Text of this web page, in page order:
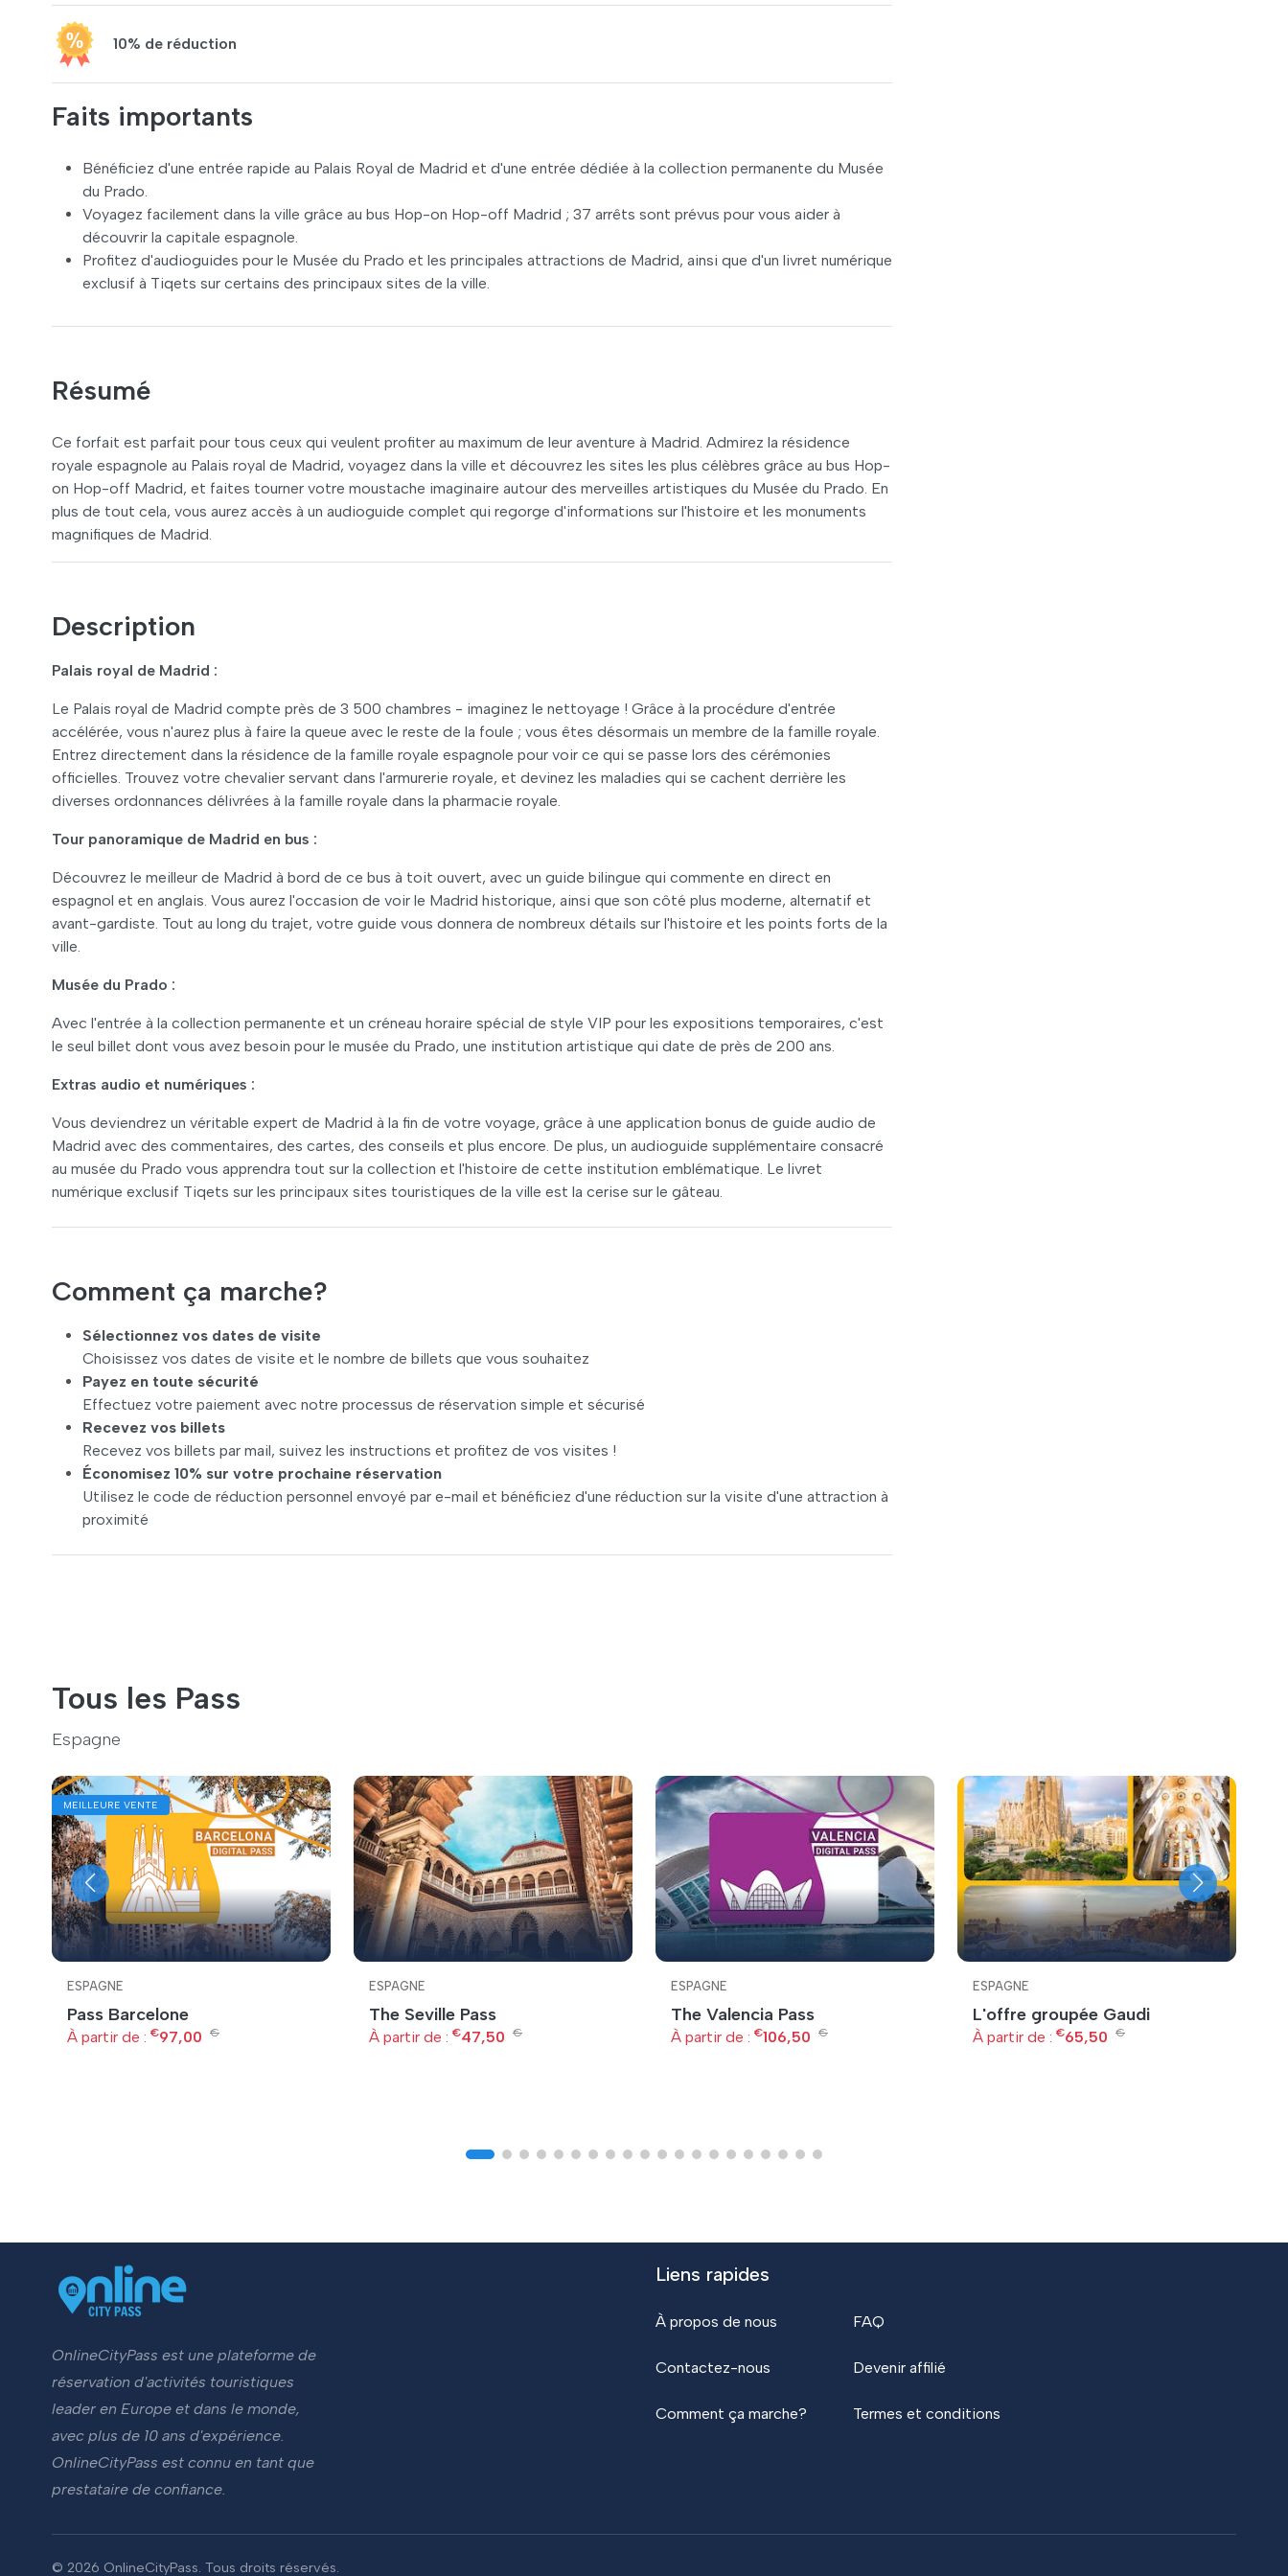
10% de réduction
Faits importants
Bénéficiez d'une entrée rapide au Palais Royal de Madrid et d'une entrée dédiée à la collection permanente du Musée
du Prado.
Voyagez facilement dans la ville grâce au bus Hop-on Hop-off Madrid ; 37 arrêts sont prévus pour vous aider à
découvrir la capitale espagnole.
Profitez d'audioguides pour le Musée du Prado et les principales attractions de Madrid, ainsi que d'un livret numérique
exclusif à Tiqets sur certains des principaux sites de la ville.
Résumé
Ce forfait est parfait pour tous ceux qui veulent profiter au maximum de leur aventure à Madrid. Admirez la résidence
royale espagnole au Palais royal de Madrid, voyagez dans la ville et découvrez les sites les plus célèbres grâce au bus Hop-
on Hop-off Madrid, et faites tourner votre moustache imaginaire autour des merveilles artistiques du Musée du Prado. En
plus de tout cela, vous aurez accès à un audioguide complet qui regorge d'informations sur l'histoire et les monuments
magnifiques de Madrid.
Description
Palais royal de Madrid :
Le Palais royal de Madrid compte près de 3 500 chambres - imaginez le nettoyage ! Grâce à la procédure d'entrée
accélérée, vous n'aurez plus à faire la queue avec le reste de la foule ; vous êtes désormais un membre de la famille royale.
Entrez directement dans la résidence de la famille royale espagnole pour voir ce qui se passe lors des cérémonies
officielles. Trouvez votre chevalier servant dans l'armurerie royale, et devinez les maladies qui se cachent derrière les
diverses ordonnances délivrées à la famille royale dans la pharmacie royale.
Tour panoramique de Madrid en bus :
Découvrez le meilleur de Madrid à bord de ce bus à toit ouvert, avec un guide bilingue qui commente en direct en
espagnol et en anglais. Vous aurez l'occasion de voir le Madrid historique, ainsi que son côté plus moderne, alternatif et
avant-gardiste. Tout au long du trajet, votre guide vous donnera de nombreux détails sur l'histoire et les points forts de la
ville.
Musée du Prado :
Avec l'entrée à la collection permanente et un créneau horaire spécial de style VIP pour les expositions temporaires, c'est
le seul billet dont vous avez besoin pour le musée du Prado, une institution artistique qui date de près de 200 ans.
Extras audio et numériques :
Vous deviendrez un véritable expert de Madrid à la fin de votre voyage, grâce à une application bonus de guide audio de
Madrid avec des commentaires, des cartes, des conseils et plus encore. De plus, un audioguide supplémentaire consacré
au musée du Prado vous apprendra tout sur la collection et l'histoire de cette institution emblématique. Le livret
numérique exclusif Tiqets sur les principaux sites touristiques de la ville est la cerise sur le gâteau.
Comment ça marche?
Sélectionnez vos dates de visite
Choisissez vos dates de visite et le nombre de billets que vous souhaitez
Payez en toute sécurité
Effectuez votre paiement avec notre processus de réservation simple et sécurisé
Recevez vos billets
Recevez vos billets par mail, suivez les instructions et profitez de vos visites !
Économisez 10% sur votre prochaine réservation
Utilisez le code de réduction personnel envoyé par e-mail et bénéficiez d'une réduction sur la visite d'une attraction à
proximité
Tous les Pass
Espagne
MEILLEURE VENTE
ESPAGNE
Pass Barcelone
À partir de : €97,00 €
ESPAGNE
The Seville Pass
À partir de : €47,50 €
ESPAGNE
The Valencia Pass
À partir de : €106,50 €
ESPAGNE
L'offre groupée Gaudi
À partir de : €65,50 €
OnlineCityPass est une plateforme de
réservation d'activités touristiques
leader en Europe et dans le monde,
avec plus de 10 ans d'expérience.
OnlineCityPass est connu en tant que
prestataire de confiance.
Liens rapides
À propos de nous
Contactez-nous
Comment ça marche?
FAQ
Devenir affilié
Termes et conditions
© 2026 OnlineCityPass. Tous droits réservés.